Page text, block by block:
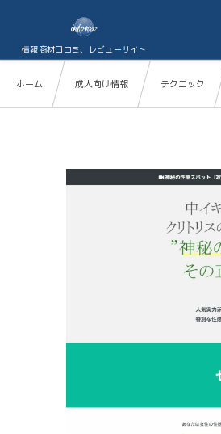
情報商材口コミ、レビューサイト
ホーム 成人向け情報 テクニック